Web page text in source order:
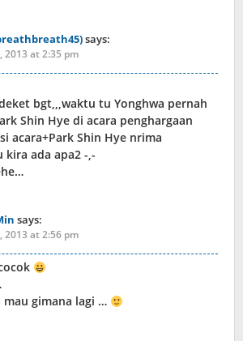
says:
2013 at 2:35 pm
bgt,,,waktu tu Yonghwa pernah
Shin Hye di acara penghargaan
acara+Park Shin Hye nrima
kira ada apa2 -,-
says:
2013 at 2:56 pm
mau gimana lagi …